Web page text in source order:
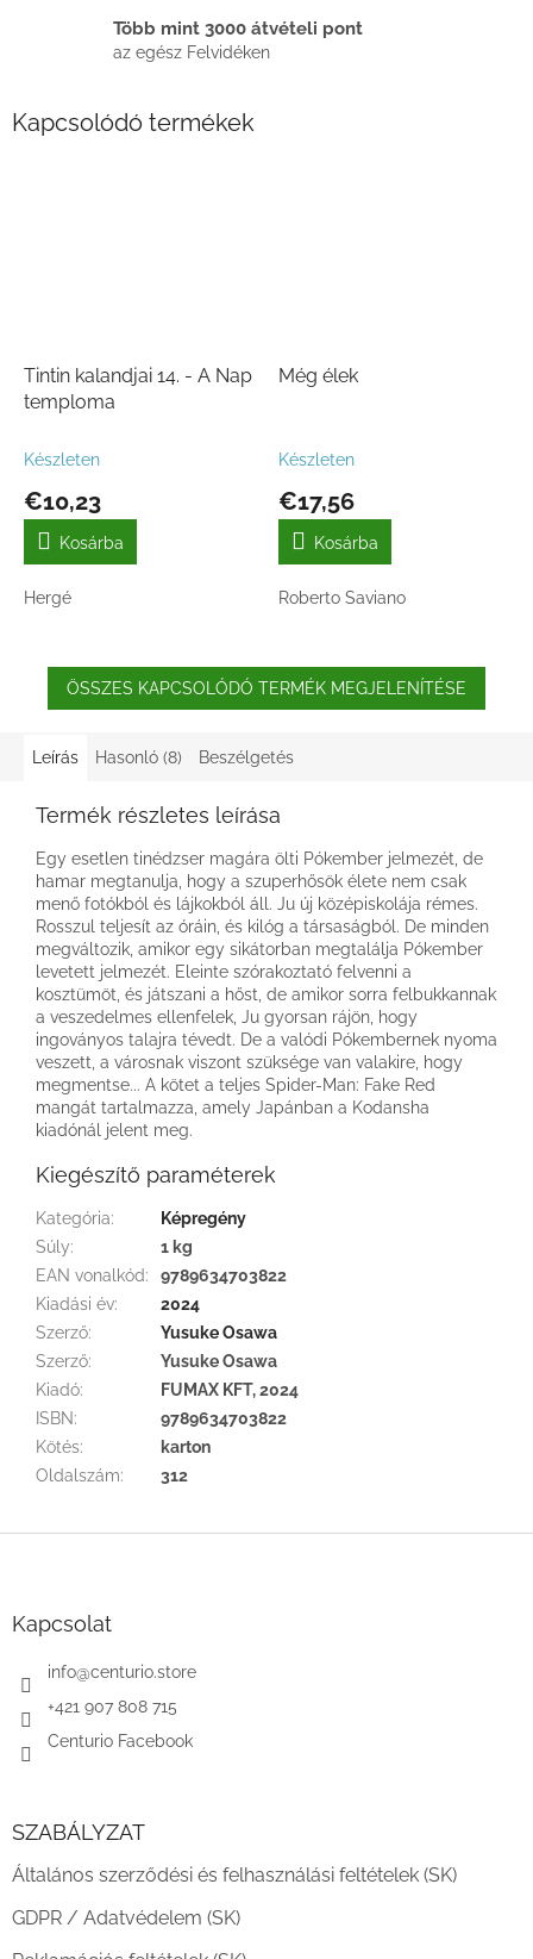
Több mint 3000 átvételi pont
az egész Felvidéken
Kapcsolódó termékek
Tintin kalandjai 14. - A Nap
temploma
Készleten
€10,23
Kosárba
Hergé
Még élek
Készleten
€17,56
Kosárba
Roberto Saviano
ÖSSZES KAPCSOLÓDÓ TERMÉK MEGJELENÍTÉSE
Leírás Hasonló (8) Beszélgetés
Termék részletes leírása
Egy esetlen tinédzser magára ölti Pókember jelmezét, de
hamar megtanulja, hogy a szuperhősök élete nem csak
menő fotókból és lájkokból áll. Ju új középiskolája rémes.
Rosszul teljesít az óráin, és kilóg a társaságból. De minden
megváltozik, amikor egy sikátorban megtalálja Pókember
levetett jelmezét. Eleinte szórakoztató felvenni a
kosztümöt, és játszani a hőst, de amikor sorra felbukkannak
a veszedelmes ellenfelek, Ju gyorsan rájön, hogy
ingoványos talajra tévedt. De a valódi Pókembernek nyoma
veszett, a városnak viszont szüksége van valakire, hogy
megmentse... A kötet a teljes Spider-Man: Fake Red
mangát tartalmazza, amely Japánban a Kodansha
kiadónál jelent meg.
Kiegészítő paraméterek
Kategória:
Képregény
Súly:
1 kg
EAN vonalkód:
9789634703822
Kiadási év:
2024
Szerző:
Yusuke Osawa
Szerző:
Yusuke Osawa
Kiadó:
FUMAX KFT, 2024
ISBN:
9789634703822
Kötés:
karton
Oldalszám: 312
Kapcsolat
info@centurio.store
+421 907 808 715
Centurio Facebook
SZABÁLYZAT
Általános szerződési és felhasználási feltételek (SK)
GDPR / Adatvédelem (SK)